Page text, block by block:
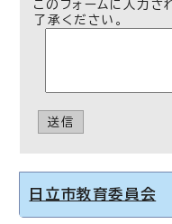
このフォームに入力さ
了承ください。
送信
日立市教育委員会